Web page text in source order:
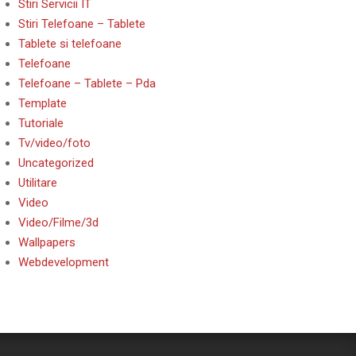
Stiri Servicii IT
Stiri Telefoane – Tablete
Tablete si telefoane
Telefoane
Telefoane – Tablete – Pda
Template
Tutoriale
Tv/video/foto
Uncategorized
Utilitare
Video
Video/Filme/3d
Wallpapers
Webdevelopment